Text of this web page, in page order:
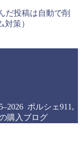
だ投稿は自動で削
策）
ポルシェ911,
購入ブログ